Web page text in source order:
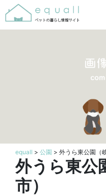
equall > 公園 > 外うら東公園（
外うら東公
市）